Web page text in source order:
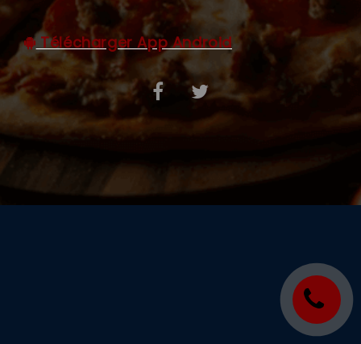
C.G.V
Télécharger App Android